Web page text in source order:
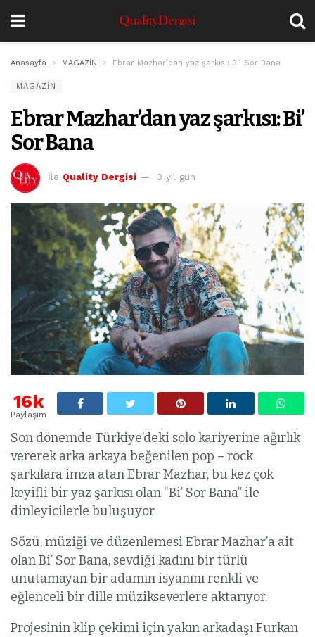
Anasayfa MAGAZİN Ebrar Mazhar’dan yaz şarkısı: Bi’ Sor Bana
MAGAZİN
Ebrar Mazhar’dan yaz şarkısı: Bi’
Sor Bana
İle Quality Dergisi 3 yıl gün
16k
Paylaşım
Son dönemde Türkiye’deki solo kariyerine ağırlık
vererek arka arkaya beğenilen pop – rock
şarkılara imza atan Ebrar Mazhar, bu kez çok
keyifli bir yaz şarkısı olan “Bi’ Sor Bana” ile
dinleyicilerle buluşuyor.
Sözü, müziği ve düzenlemesi Ebrar Mazhar’a ait
olan Bi’ Sor Bana, sevdiği kadını bir türlü
unutamayan bir adamın isyanını renkli ve
eğlenceli bir dille müzikseverlere aktarıyor.
Projesinin klip çekimi için yakın arkadaşı Furkan